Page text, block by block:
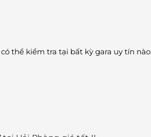
thể kiểm tra tại bất kỳ gara uy tín nào